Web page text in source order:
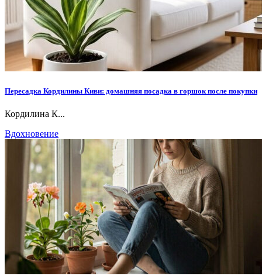
Пересадка Кордилины Киви: домашняя посадка в горшок после покупки
Кордилина К...
Вдохновение